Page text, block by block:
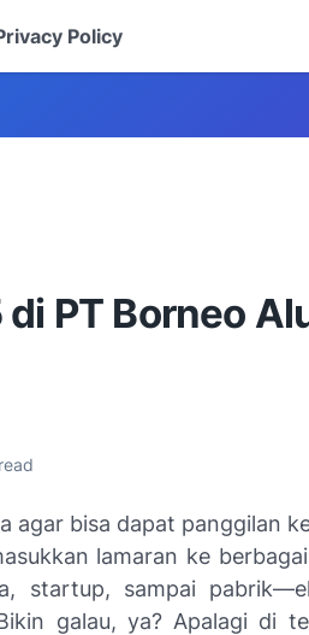
Policy
PT Borneo
agar bisa dapat panggilan
lamaran ke
startup, sampai
galau, ya? Apalagi di